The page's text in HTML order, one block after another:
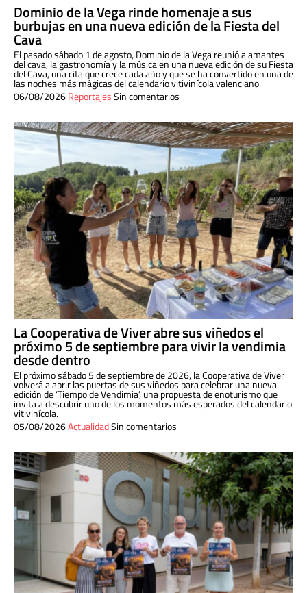
Dominio de la Vega rinde homenaje a sus
burbujas en una nueva edición de la Fiesta del
Cava
El pasado sábado 1 de agosto, Dominio de la Vega reunió a amantes
del cava, la gastronomía y la música en una nueva edición de su Fiesta
del Cava, una cita que crece cada año y que se ha convertido en una de
las noches más mágicas del calendario vitivinícola valenciano.
06/08/2026ReportajesSin comentarios
La Cooperativa de Viver abre sus viñedos el
próximo 5 de septiembre para vivir la vendimia
desde dentro
El próximo sábado 5 de septiembre de 2026, la Cooperativa de Viver
volverá a abrir las puertas de sus viñedos para celebrar una nueva
edición de ‘Tiempo de Vendimia’, una propuesta de enoturismo que
invita a descubrir uno de los momentos más esperados del calendario
vitivinícola.
05/08/2026ActualidadSin comentarios